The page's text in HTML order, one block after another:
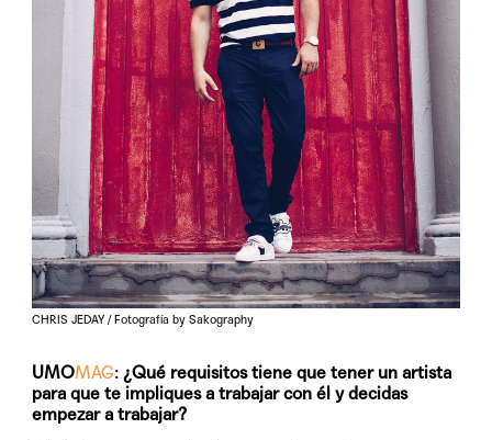
CHRIS JEDAY / Fotografía by Sakography
UMOMAG: ¿Qué requisitos tiene que tener un artista
para que te impliques a trabajar con él y decidas
empezar a trabajar?